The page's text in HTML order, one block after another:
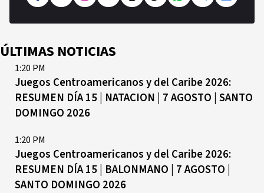
ÚLTIMAS NOTICIAS
1:20 PM
Juegos Centroamericanos y del Caribe 2026:
RESUMEN DÍA 15 | NATACION | 7 AGOSTO | SANTO
DOMINGO 2026
1:20 PM
Juegos Centroamericanos y del Caribe 2026:
RESUMEN DÍA 15 | BALONMANO | 7 AGOSTO |
SANTO DOMINGO 2026